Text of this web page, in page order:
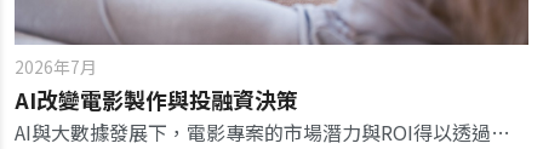
2026年7月
AI改變電影製作與投融資決策
AI與大數據發展下，電影專案的市場潛力與ROI得以透過量化模型評估。未來電影融資數據驅動模式已成趨勢。